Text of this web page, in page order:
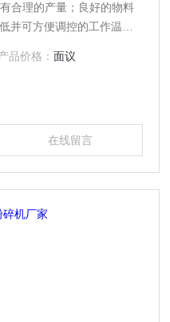
合理的产量；良好的物料
并可方便调控的工作温度
活的出料形式
品价格： 面议
在线留言